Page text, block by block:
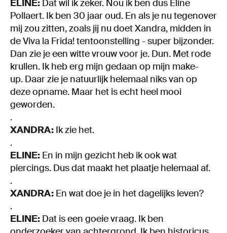
ELINE: Dat wil ik zeker. Nou ik ben dus Eline
Pollaert. Ik ben 30 jaar oud. En als je nu tegenover
mij zou zitten, zoals jij nu doet Xandra, midden in
de Viva la Frida! tentoonstelling - super bijzonder.
Dan zie je een witte vrouw voor je. Dun. Met rode
krullen. Ik heb erg mijn gedaan op mijn make-
up. Daar zie je natuurlijk helemaal niks van op
deze opname. Maar het is echt heel mooi
geworden.
.
XANDRA: Ik zie het.
.
ELINE: En in mijn gezicht heb ik ook wat
piercings. Dus dat maakt het plaatje helemaal af.
.
XANDRA: En wat doe je in het dagelijks leven?
.
ELINE: Dat is een goeie vraag. Ik ben